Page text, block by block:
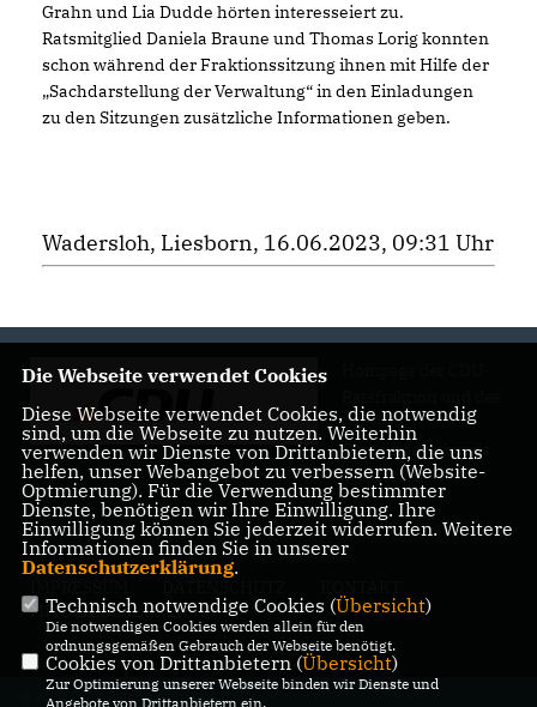
Grahn und Lia Dudde hörten interesseiert zu.
Ratsmitglied Daniela Braune und Thomas Lorig konnten
schon während der Fraktionssitzung ihnen mit Hilfe der
Sachdarstellung der Verwaltung“ in den Einladungen
zu den Sitzungen zusätzliche Informationen geben.
Wadersloh, Liesborn, 16.06.2023, 09:31 Uhr
CDU-
Gemeindeverbands
Wadersloh
MITGLIEDERBEREICH
@2026 CDU-Ratsfraktion und CDU-
Die Webseite verwendet Cookies
Diese Webseite verwendet Cookies, die notwendig
sind, um die Webseite zu nutzen. Weiterhin
verwenden wir Dienste von Drittanbietern, die uns
helfen, unser Webangebot zu verbessern (Website-
Optmierung). Für die Verwendung bestimmter
Dienste, benötigen wir Ihre Einwilligung. Ihre
Einwilligung können Sie jederzeit widerrufen. Weitere
Informationen finden Sie in unserer
Datenschutzerklärung.
Technisch notwendige Cookies (Übersicht)
Die notwendigen Cookies werden allein für den
ordnungsgemäßen Gebrauch der Webseite benötigt.
Cookies von Drittanbietern (Übersicht)
Zur Optimierung unserer Webseite binden wir Dienste und
Angebote von Drittanbietern ein.